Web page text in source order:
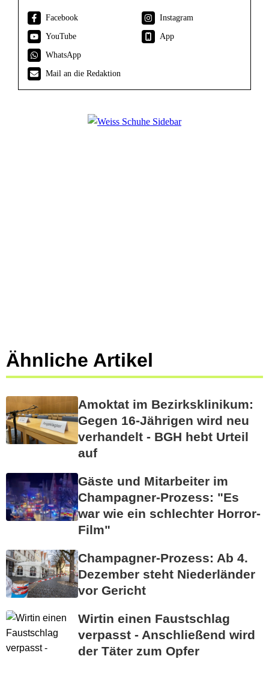
Facebook
Instagram
YouTube
App
WhatsApp
Mail an die Redaktion
Ähnliche Artikel
Amoktat im Bezirksklinikum:
Gegen 16-Jährigen wird neu
verhandelt - BGH hebt Urteil
auf
Gäste und Mitarbeiter im
Champagner-Prozess: "Es
war wie ein schlechter Horror-
Film"
Champagner-Prozess: Ab 4.
Dezember steht Niederländer
vor Gericht
Wirtin einen Faustschlag
verpasst - Anschließend wird
der Täter zum Opfer